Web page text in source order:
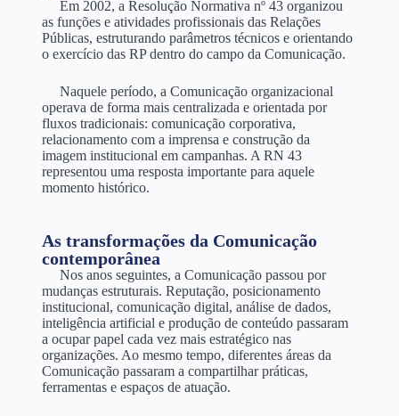
Em 2002, a Resolução Normativa nº 43 organizou
as funções e atividades profissionais das Relações
Públicas, estruturando parâmetros técnicos e orientando
o exercício das RP dentro do campo da Comunicação.
Naquele período, a Comunicação organizacional
operava de forma mais centralizada e orientada por
fluxos tradicionais: comunicação corporativa,
relacionamento com a imprensa e construção da
imagem institucional em campanhas. A RN 43
representou uma resposta importante para aquele
momento histórico.
As transformações da Comunicação
contemporânea
Nos anos seguintes, a Comunicação passou por
mudanças estruturais. Reputação, posicionamento
institucional, comunicação digital, análise de dados,
inteligência artificial e produção de conteúdo passaram
a ocupar papel cada vez mais estratégico nas
organizações. Ao mesmo tempo, diferentes áreas da
Comunicação passaram a compartilhar práticas,
ferramentas e espaços de atuação.